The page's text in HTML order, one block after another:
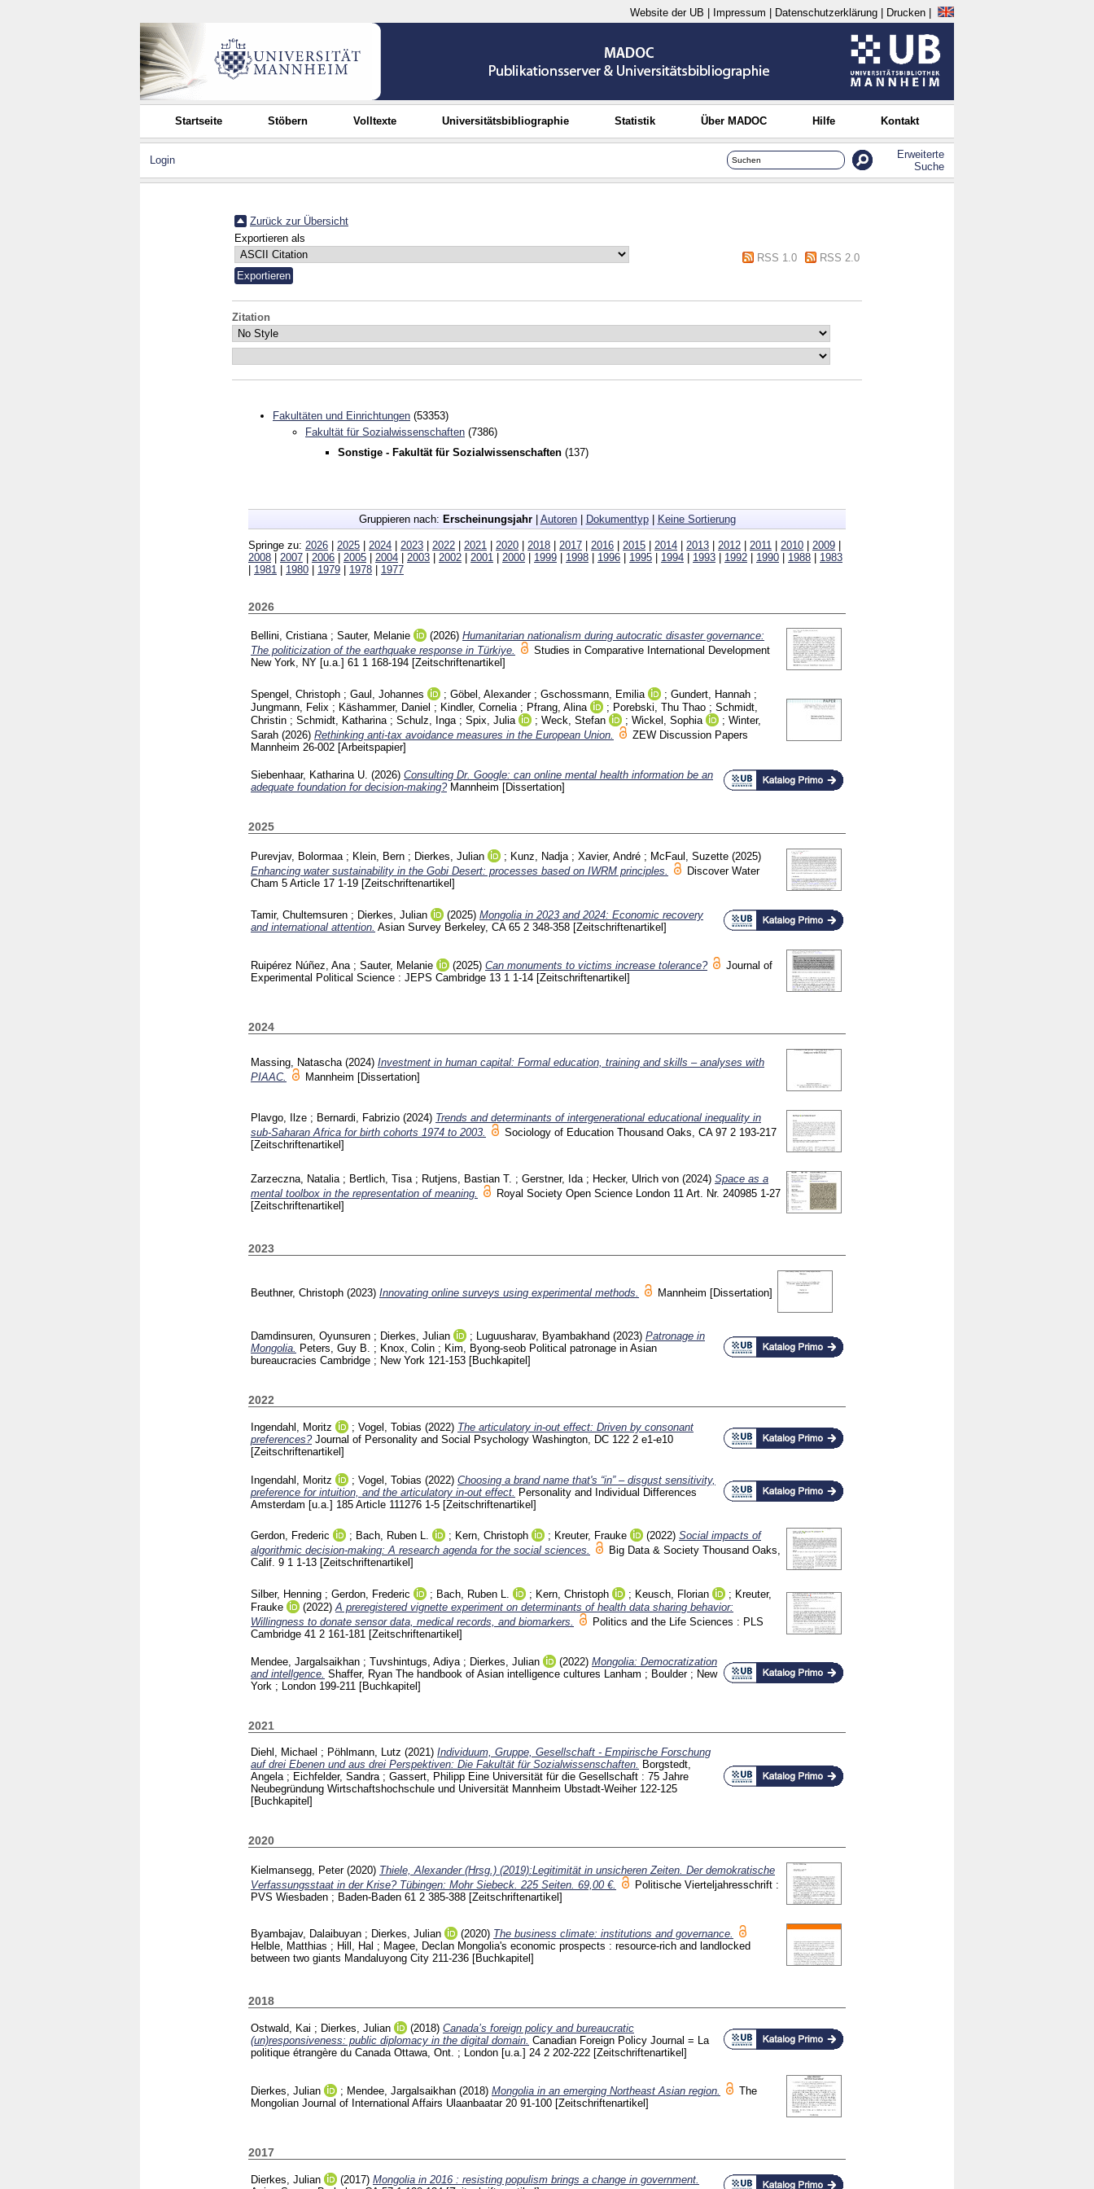
Website der UB Impressum Datenschutzerklärung Drucken
Startseite Stöbern Volltexte Universitätsbibliographie Statistik Über MADOC Hilfe Kontakt
Login
Erweiterte
Suche
Zurück zur Übersicht
Exportieren als
RSS 1.0
RSS 2.0
Zitation
Fakultäten und Einrichtungen (53353)
Fakultät für Sozialwissenschaften (7386)
Sonstige - Fakultät für Sozialwissenschaften (137)
Gruppieren nach: Erscheinungsjahr| Autoren| Dokumenttyp| Keine Sortierung
Springe zu: 2026 | 2025 | 2024 | 2023 | 2022 | 2021 | 2020 | 2018 | 2017 | 2016 | 2015 | 2014 | 2013 | 2012 | 2011 | 2010 | 2009 |
2008 | 2007 | 2006 | 2005 | 2004 | 2003 | 2002 | 2001 | 2000 | 1999 | 1998 | 1996 | 1995 | 1994 | 1993 | 1992 | 1990 | 1988 | 1983
| 1981 | 1980 | 1979 | 1978 | 1977
2026
Bellini, Cristiana; Sauter, Melanie (2026) Humanitarian nationalism during autocratic disaster governance:
The politicization of the earthquake response in Türkiye.
Studies in Comparative International Development
New York, NY [u.a.] 61 1 168-194 [Zeitschriftenartikel]
Spengel, Christoph ; Gaul, Johannes ; Göbel, Alexander; Gschossmann, Emilia ; Gundert, Hannah ;
Jungmann, Felix ; Käshammer, Daniel ; Kindler, Cornelia; Pfrang, Alina ; Porebski, Thu Thao ; Schmidt,
Christin ; Schmidt, Katharina; Schulz, Inga; Spix, Julia ; Weck, Stefan ; Wickel, Sophia ; Winter,
Sarah (2026) Rethinking anti-tax avoidance measures in the European Union.
ZEW Discussion Papers
Mannheim 26-002 [Arbeitspapier]
Siebenhaar, Katharina U. (2026) Consulting Dr. Google: can online mental health information be an
adequate foundation for decision-making? Mannheim [Dissertation]
2025
Purevjav, Bolormaa ; Klein, Bern ; Dierkes, Julian ; Kunz, Nadja ; Xavier, André ; McFaul, Suzette (2025)
Enhancing water sustainability in the Gobi Desert: processes based on IWRM principles.
Discover Water
Cham 5 Article 17 1-19 [Zeitschriftenartikel]
Tamir, Chultemsuren ; Dierkes, Julian (2025) Mongolia in 2023 and 2024: Economic recovery
and international attention. Asian Survey Berkeley, CA 65 2 348-358 [Zeitschriftenartikel]
Ruipérez Núñez, Ana; Sauter, Melanie (2025) Can monuments to victims increase tolerance?
Journal of
Experimental Political Science : JEPS Cambridge 13 1 1-14 [Zeitschriftenartikel]
2024
Massing, Natascha (2024) Investment in human capital: Formal education, training and skills – analyses with
PIAAC.
Mannheim [Dissertation]
Plavgo, Ilze ; Bernardi, Fabrizio (2024) Trends and determinants of intergenerational educational inequality in
sub-Saharan Africa for birth cohorts 1974 to 2003.
Sociology of Education Thousand Oaks, CA 97 2 193-217
[Zeitschriftenartikel]
Zarzeczna, Natalia ; Bertlich, Tisa ; Rutjens, Bastian T. ; Gerstner, Ida ; Hecker, Ulrich von (2024) Space as a
mental toolbox in the representation of meaning.
Royal Society Open Science London 11 Art. Nr. 240985 1-27
[Zeitschriftenartikel]
2023
Beuthner, Christoph (2023) Innovating online surveys using experimental methods. Mannheim [Dissertation]
Damdinsuren, Oyunsuren ; Dierkes, Julian ; Luguusharav, Byambakhand (2023) Patronage in
Mongolia. Peters, Guy B. ; Knox, Colin ; Kim, Byong-seob Political patronage in Asian
bureaucracies Cambridge ; New York 121-153 [Buchkapitel]
2022
Ingendahl, Moritz ; Vogel, Tobias (2022) The articulatory in-out effect: Driven by consonant
preferences? Journal of Personality and Social Psychology Washington, DC 122 2 e1-e10
[Zeitschriftenartikel]
Ingendahl, Moritz ; Vogel, Tobias (2022) Choosing a brand name that's “in” – disgust sensitivity,
preference for intuition, and the articulatory in-out effect.
Personality and Individual Differences
Amsterdam [u.a.] 185 Article 111276 1-5 [Zeitschriftenartikel]
Gerdon, Frederic ; Bach, Ruben L. ; Kern, Christoph ; Kreuter, Frauke (2022) Social impacts of
algorithmic decision-making: A research agenda for the social sciences.
Big Data & Society Thousand Oaks,
Calif. 9 1 1-13 [Zeitschriftenartikel]
Silber, Henning ; Gerdon, Frederic ; Bach, Ruben L. ; Kern, Christoph ; Keusch, Florian ; Kreuter,
Frauke
(2022) A preregistered vignette experiment on determinants of health data sharing behavior:
Willingness to donate sensor data, medical records, and biomarkers.
Politics and the Life Sciences : PLS
Cambridge 41 2 161-181 [Zeitschriftenartikel]
Mendee, Jargalsaikhan ; Tuvshintugs, Adiya; Dierkes, Julian (2022) Mongolia: Democratization
and intellgence. Shaffer, Ryan The handbook of Asian intelligence cultures Lanham ; Boulder ; New
York ; London 199-211 [Buchkapitel]
2021
Diehl, Michael ; Pöhlmann, Lutz (2021) Individuum, Gruppe, Gesellschaft - Empirische Forschung
auf drei Ebenen und aus drei Perspektiven: Die Fakultät für Sozialwissenschaften. Borgstedt,
Angela; Eichfelder, Sandra; Gassert, Philipp Eine Universität für die Gesellschaft : 75 Jahre
Neubegründung Wirtschaftshochschule und Universität Mannheim Ubstadt-Weiher 122-125
[Buchkapitel]
2020
Kielmansegg, Peter (2020) Thiele, Alexander (Hrsg.) (2019):Legitimität in unsicheren Zeiten. Der demokratische
Verfassungsstaat in der Krise? Tübingen: Mohr Siebeck. 225 Seiten. 69,00 €.
Politische Vierteljahresschrift :
PVS Wiesbaden ; Baden-Baden 61 2 385-388 [Zeitschriftenartikel]
Byambajav, Dalaibuyan ; Dierkes, Julian (2020) The business climate: institutions and governance.
Helble, Matthias ; Hill, Hal ; Magee, Declan Mongolia's economic prospects : resource-rich and landlocked
between two giants Mandaluyong City 211-236 [Buchkapitel]
2018
Ostwald, Kai ; Dierkes, Julian (2018) Canada’s foreign policy and bureaucratic
(un)responsiveness: public diplomacy in the digital domain. Canadian Foreign Policy Journal = La
politique étrangère du Canada Ottawa, Ont. ; London [u.a.] 24 2 202-222 [Zeitschriftenartikel]
Dierkes, Julian ; Mendee, Jargalsaikhan (2018) Mongolia in an emerging Northeast Asian region.
The
Mongolian Journal of International Affairs Ulaanbaatar 20 91-100 [Zeitschriftenartikel]
2017
Dierkes, Julian (2017) Mongolia in 2016 : resisting populism brings a change in government.